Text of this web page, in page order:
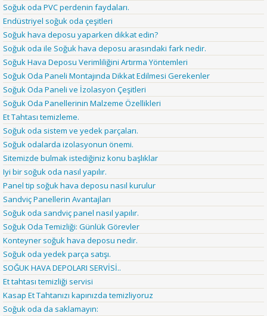
Soğuk oda PVC perdenin faydaları.
Endüstriyel soğuk oda çeşitleri
Soğuk hava deposu yaparken dikkat edin?
Soğuk oda ile Soğuk hava deposu arasındaki fark nedir.
Soğuk Hava Deposu Verimliliğini Artırma Yöntemleri
Soğuk Oda Paneli Montajında Dikkat Edilmesi Gerekenler
Soğuk Oda Paneli ve İzolasyon Çeşitleri
Soğuk Oda Panellerinin Malzeme Özellikleri
Et Tahtası temizleme.
Soğuk oda sistem ve yedek parçaları.
Soğuk odalarda izolasyonun önemi.
Sitemizde bulmak istediğiniz konu başlıklar
Iyi bir soğuk oda nasıl yapılır.
Panel tip soğuk hava deposu nasıl kurulur
Sandviç Panellerin Avantajları
Soğuk oda sandviç panel nasıl yapılır.
Soğuk Oda Temizliği: Günlük Görevler
Konteyner soğuk hava deposu nedir.
Soğuk oda yedek parça satışı.
SOĞUK HAVA DEPOLARI SERVİSİ..
Et tahtası temizliği servisi
Kasap Et Tahtanızı kapınızda temizliyoruz
Soğuk oda da saklamayın: